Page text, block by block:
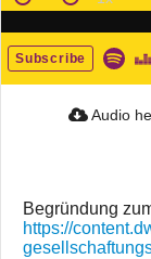
Subscribe
Audio
Begründung
https://